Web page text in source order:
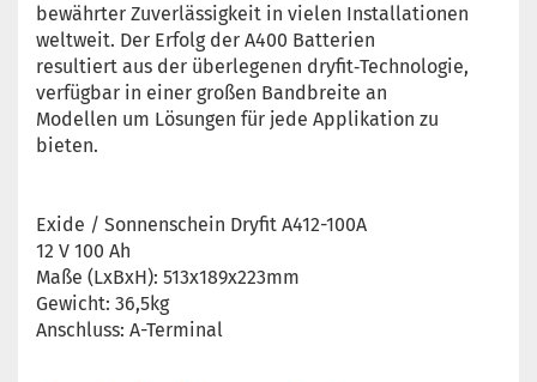
bewährter Zuverlässigkeit in vielen Installationen
weltweit. Der Erfolg der A400 Batterien
resultiert aus der überlegenen dryfit‐Technologie,
verfügbar in einer großen Bandbreite an
Modellen um Lösungen für jede Applikation zu
bieten.
Exide / Sonnenschein Dryfit A412-100A
12 V 100 Ah
Maße (LxBxH): 513x189x223mm
Gewicht: 36,5kg
Anschluss: A-Terminal